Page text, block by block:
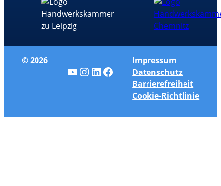
© 2026
YouTube
Instagram
LinkedIn
Facebook
Impressum
Datenschutz
Barrierefreiheit
Cookie-Richtlinie